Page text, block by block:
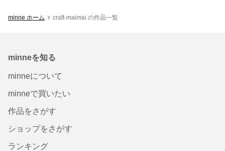
minne ホーム craft-maimai の作品一覧
minneを知る
minneについて
minneで買いたい
作品をさがす
ショップをさがす
ランキング